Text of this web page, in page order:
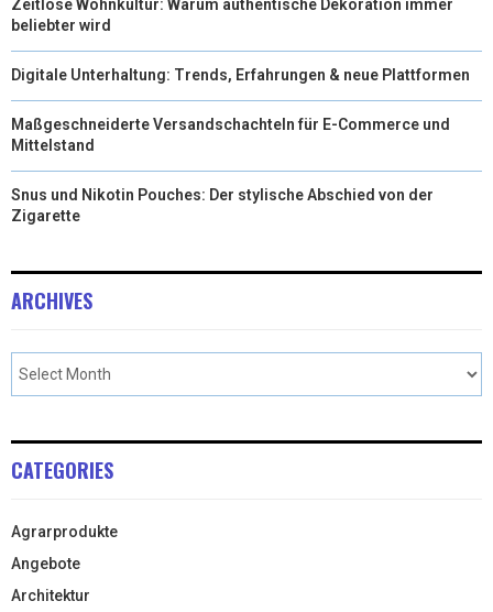
)
Zeitlose Wohnkultur: Warum authentische Dekoration immer
beliebter wird
Digitale Unterhaltung: Trends, Erfahrungen & neue Plattformen
Maßgeschneiderte Versandschachteln für E-Commerce und
Mittelstand
Snus und Nikotin Pouches: Der stylische Abschied von der
Zigarette
ARCHIVES
CATEGORIES
Agrarprodukte
Angebote
Architektur